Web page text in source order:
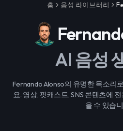
홈 음성 라이브러리
AI 음성
Fernando Alonso의 유명한 목소리
요. 영상, 팟캐스트, SNS 콘텐츠에
을 수 있습